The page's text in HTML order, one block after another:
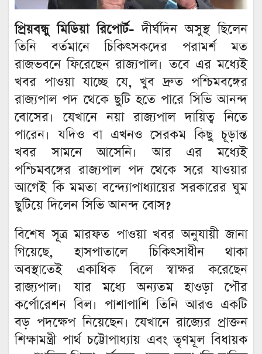
প্রিয়বন্ধু মিডিয়া রিপোর্ট-দীর্ঘদিন অসুস্থ ছিলেন
তিনি বর্তমানে চিকিৎসকদের পরামর্শ মত
রাজভবনে ফিরেছেন রাজ্যপাল। তবে এর মধ্যেই
খবর পাওয়া যাচ্ছে যে, খুব দ্রুত পশ্চিমবঙ্গের
রাজ্যপাল পদ থেকে ছুটি হতে পারে সিভি আনন্দ
বোসের। যেখানে নয়া রাজ্যপাল দায়িত্ব নিতে
পারেন। যদিও বা এখনও সেরকম কিছু চূড়ান্ত
খবর সামনে আসেনি। আর এর মধ্যেই
পশ্চিমবঙ্গের রাজ্যপাল পদ থেকে সরে যাওয়ার
আগেই কি মমতা বন্দ্যোপাধ্যায়ের সরকারের ঘুম
ছুটিয়ে দিলেন সিভি আনন্দ বোস?
বিশেষ সূত্র মারফত পাওয়া খবর অনুযায়ী জানা
গিয়েছে, হাসপাতালে চিকিৎসাধীন থাকা
অবস্থাতেই একাধিক বিলে স্বাক্ষর করেছেন
রাজ্যপাল। যার মধ্যে অন্যতম হাওড়া পৌর
কর্পোরেশন বিল। পাশাপাশি তিনি আরও একটি
বড় পদক্ষেপ নিয়েছেন। যেখানে রাজ্যের প্রাক্তন
শিক্ষামন্ত্রী পার্থ চট্টোপাধ্যায় এবং তৃণমূল বিধায়ক